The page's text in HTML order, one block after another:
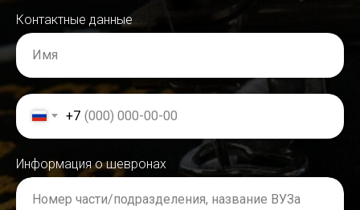
Контактные данные
Имя
+7
Информация о шевронах
Номер части/подразделения, название ВУЗа